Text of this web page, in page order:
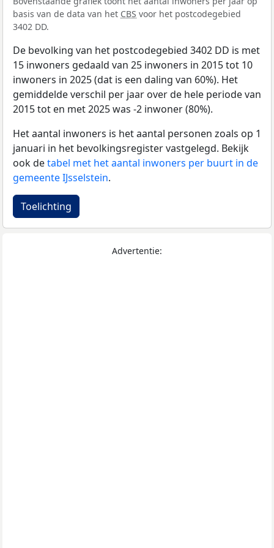
basis van de data van het CBS voor het postcodegebied
3402 DD.
De bevolking van het postcodegebied 3402 DD is met
15 inwoners gedaald van 25 inwoners in 2015 tot 10
inwoners in 2025 (dat is een daling van 60%). Het
gemiddelde verschil per jaar over de hele periode van
2015 tot en met 2025 was -2 inwoner (80%).
Het aantal inwoners is het aantal personen zoals op 1
januari in het bevolkingsregister vastgelegd. Bekijk
ook detabel met het aantal inwoners per buurt in de
gemeente IJsselstein.
Toelichting
Advertentie: